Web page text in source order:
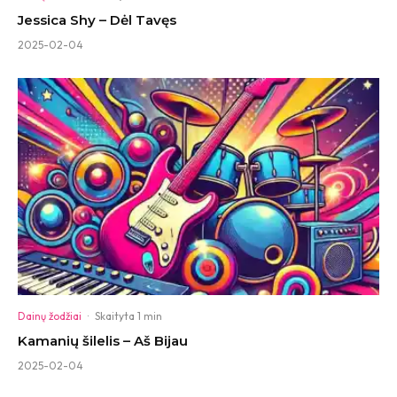
Jessica Shy – Dėl Tavęs
2025-02-04
Dainų žodžiai · Skaityta 1 min
Kamanių šilelis – Aš Bijau
2025-02-04